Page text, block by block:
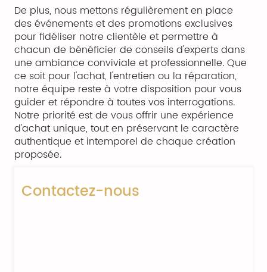
De plus, nous mettons régulièrement en place
des événements et des promotions exclusives
pour fidéliser notre clientèle et permettre à
chacun de bénéficier de conseils d'experts dans
une ambiance conviviale et professionnelle. Que
ce soit pour l'achat, l'entretien ou la réparation,
notre équipe reste à votre disposition pour vous
guider et répondre à toutes vos interrogations.
Notre priorité est de vous offrir une expérience
d'achat unique, tout en préservant le caractère
authentique et intemporel de chaque création
proposée.
Contactez-nous